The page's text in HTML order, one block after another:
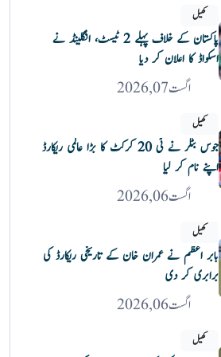
کھیل
پاکستان کے خلاف پہلے 2 ٹیسٹ، انگلینڈ نے
اسکواڈ کا اعلان کر دیا
اگست 07, 2026
کھیل
جوس بٹلر نے ٹی 20 کرکٹ کا بڑا عالمی ریکارڈ
اپنے نام کر لیا
اگست 06, 2026
کھیل
بابر اعظم نے عمران خان کے تاریخی ریکارڈ کی
برابری کر دی
اگست 06, 2026
کھیل